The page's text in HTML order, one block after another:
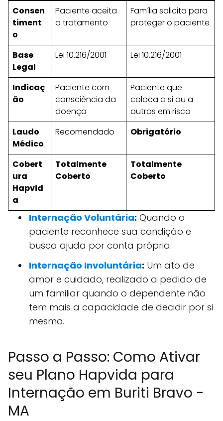
Consen
timent
o
Paciente aceita
o tratamento
Família solicita para
proteger o paciente
Base
Legal
Lei 10.216/2001 Lei 10.216/2001
Indicaç
ão
Paciente com
consciência da
doença
Paciente que
coloca a si ou a
outros em risco
Laudo
Médico
Recomendado Obrigatório
Cobert
ura
Hapvid
a
Totalmente
Coberto
Totalmente
Coberto
Internação Voluntária: Quando o
paciente reconhece sua condição e
busca ajuda por conta própria.
Internação Involuntária: Um ato de
amor e cuidado, realizado a pedido de
um familiar quando o dependente não
tem mais a capacidade de decidir por si
mesmo.
Passo a Passo: Como Ativar
seu Plano Hapvida para
Internação em Buriti Bravo -
MA